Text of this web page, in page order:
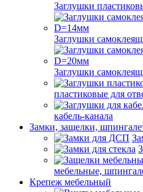
Заглушки
Заглушки
Заглушки
пластиковые для
кабель-канала
Замки, защелки,
мебельные,
Крепеж мебельный